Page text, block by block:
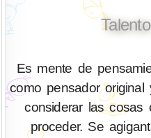
Es mente de
como pensador original
considerar las
proceder. Se